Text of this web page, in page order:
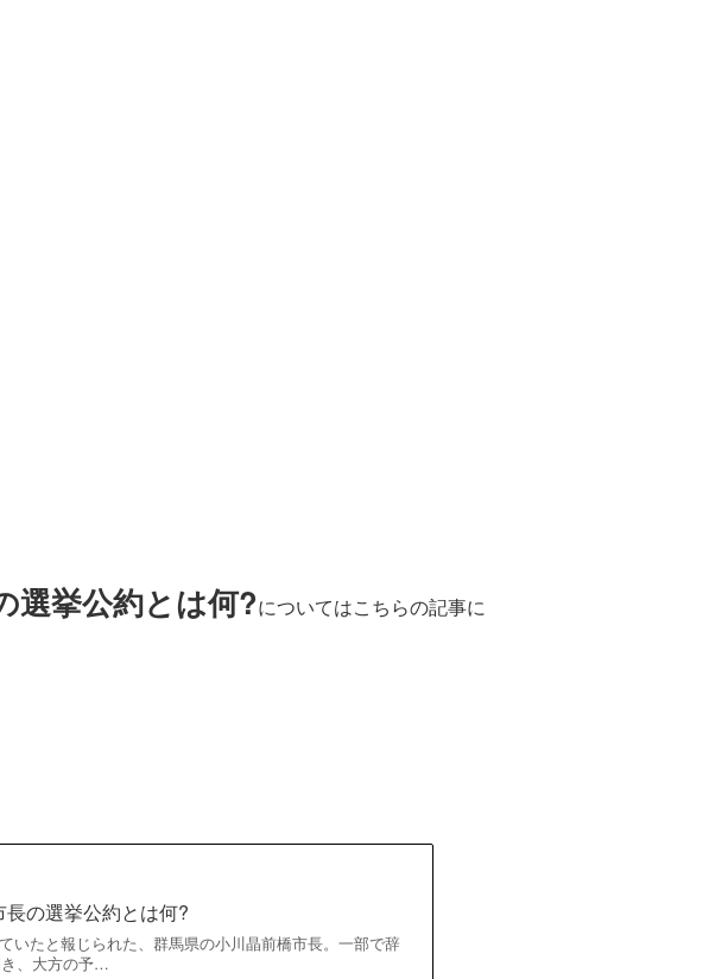
選挙公約とは何?についてはこちらの記事に
の選挙公約とは何?
いたと報じられた、群馬県の小川晶前橋市長。一部で辞
き、大方の予…